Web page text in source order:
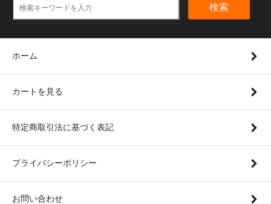
検索
ホーム
カートを見る
特定商取引法に基づく表記
プライバシーポリシー
お問い合わせ